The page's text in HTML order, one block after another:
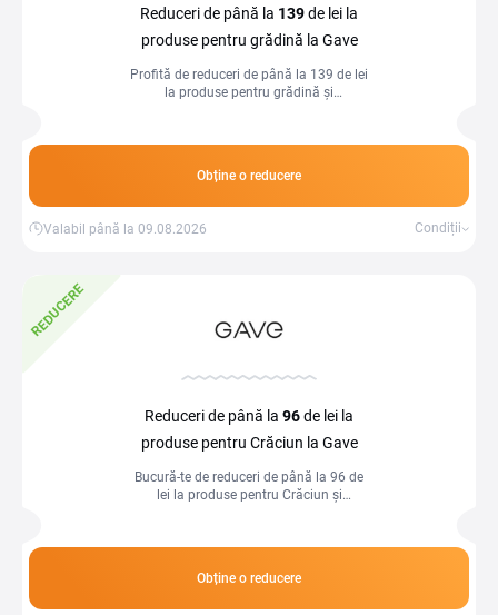
Reduceri de până la 139de lei la
produse pentru grădină la Gave
Profită de reduceri de până la 139 de lei
la produse pentru grădină și
Obține o reducere
Valabil până la 09.08.2026 Condiții
REDUCERE
Reduceri de până la 96de lei la
produse pentru Crăciun la Gave
Bucură-te de reduceri de până la 96 de
lei la produse pentru Crăciun și
Obține o reducere